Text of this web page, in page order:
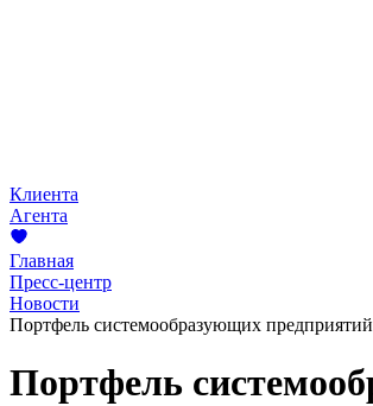
Клиента
Агента
Главная
Пресс-центр
Новости
Портфель системообразующих
Портфель